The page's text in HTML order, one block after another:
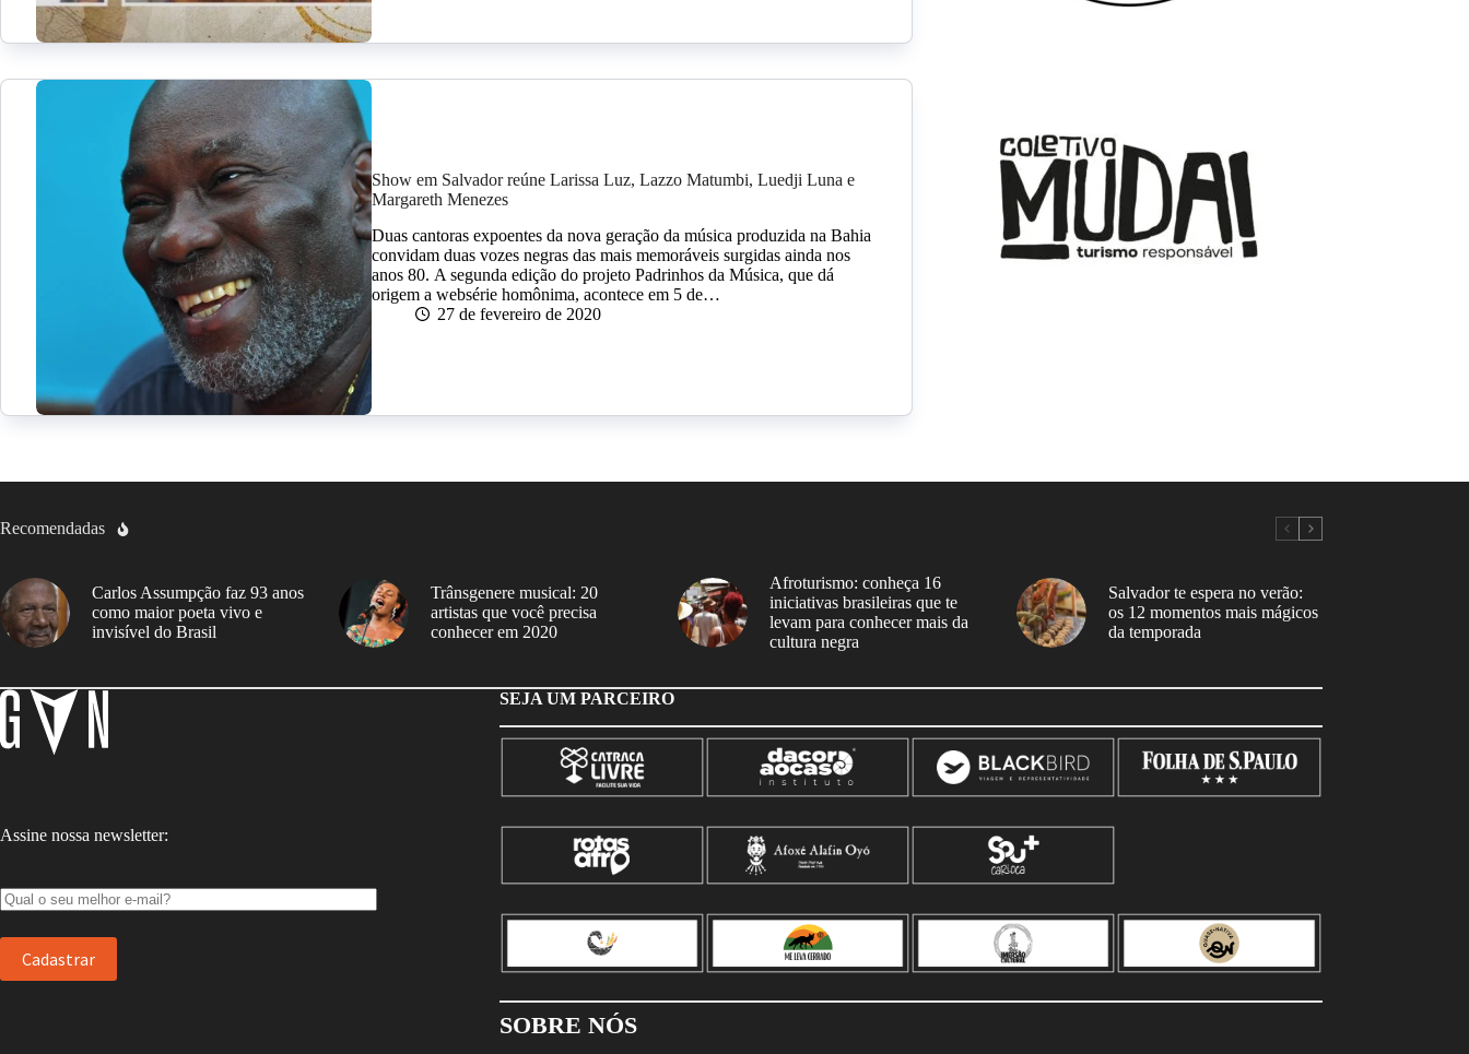
Show em Salvador reúne Larissa Luz, Lazzo Matumbi, Luedji Luna e
Margareth Menezes
Duas cantoras expoentes da nova geração da música produzida na Bahia
convidam duas vozes negras das mais memoráveis surgidas ainda nos
anos 80. A segunda edição do projeto Padrinhos da Música, que dá
origem a websérie homônima, acontece em 5 de…
27 de fevereiro de 2020
Recomendadas
Carlos Assumpção faz 93 anos
como maior poeta vivo e
invisível do Brasil
Trânsgenere musical: 20
artistas que você precisa
conhecer em 2020
Afroturismo: conheça 16
iniciativas brasileiras que te
levam para conhecer mais da
cultura negra
Salvador te espera no verão:
os 12 momentos mais mágicos
da temporada
Assine nossa newsletter:
SEJA UM PARCEIRO
SOBRE NÓS